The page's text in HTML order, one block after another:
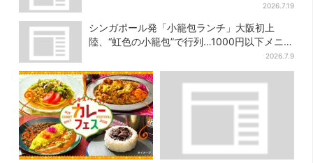
2026.7.19
シンガポール発「小籠包ランチ」大阪初上
陸、“虹色の小籠包”で行列…1000円以下メニ
2026.7.9